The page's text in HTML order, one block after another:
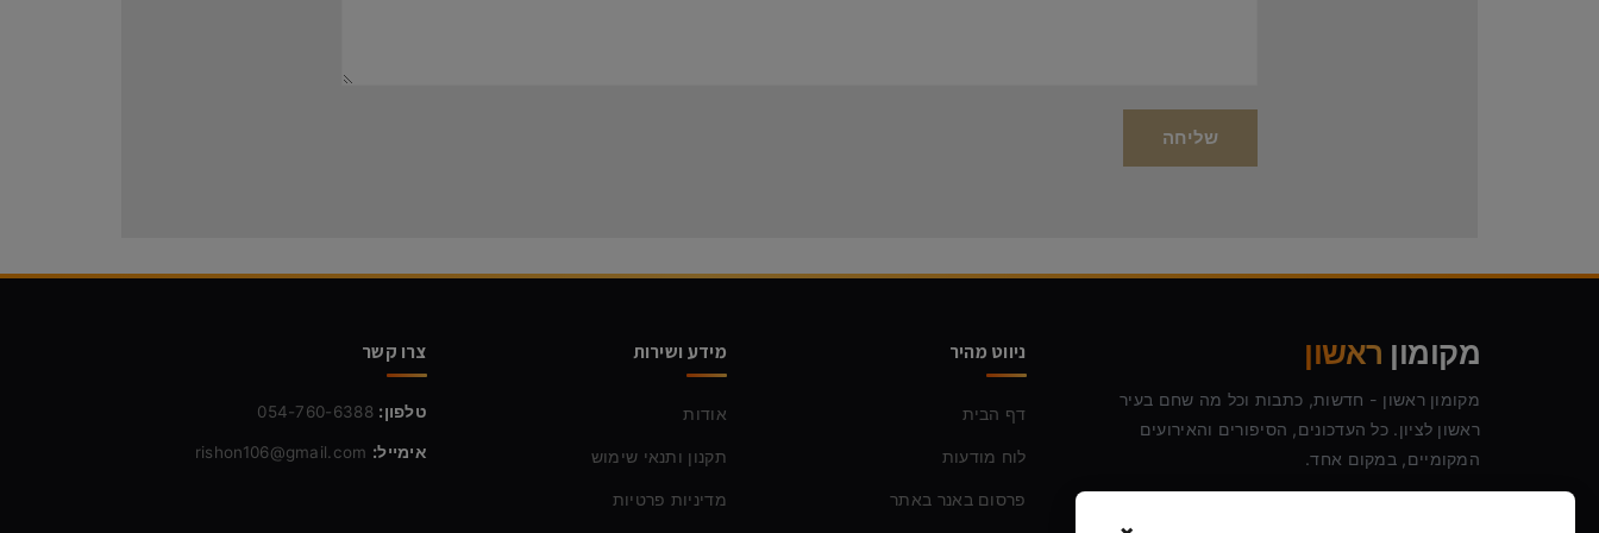
מקומון ראשון
מקומון ראשון - חדשות, כתבות וכל מה שחם בעיר
ראשון לציון. כל העדכונים, הסיפורים והאירועים
המקומיים, במקום אחד.
ניווט מהיר
דף הבית
לוח מודעות
פרסום באנר באתר
מידע ושירות
אודות
תקנון ותנאי שימוש
מדיניות פרטיות
צרו קשר
טלפון: 054-760-6388
אימייל: rishon106@gmail.com